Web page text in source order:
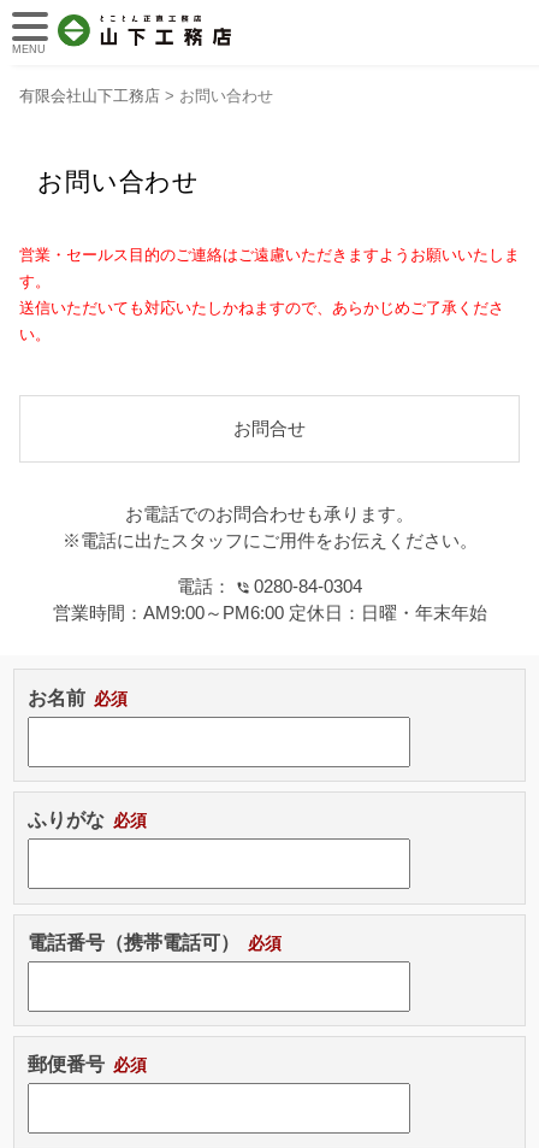
有限会社山下工務店 > お問い合わせ
お問い合わせ
営業・セールス目的のご連絡はご遠慮いただきますようお願いいたしま
す。
送信いただいても対応いたしかねますので、あらかじめご了承くださ
い。
お問合せ
お電話でのお問合わせも承ります。
※電話に出たスタッフにご用件をお伝えください。
電話：
0280-84-0304
営業時間： AM9:00～PM6:00 定休日： 日曜・年末年始
お名前
ふりがな
電話番号（携帯電話可）
郵便番号
MENU